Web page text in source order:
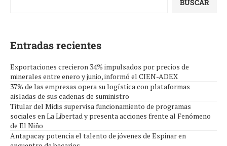
BUSCAR
Entradas recientes
Exportaciones crecieron 34% impulsados por precios de
minerales entre enero y junio, informó el CIEN-ADEX
37% de las empresas opera su logística con plataformas
aisladas de sus cadenas de suministro
Titular del Midis supervisa funcionamiento de programas
sociales en La Libertad y presenta acciones frente al Fenómeno
de El Niño
Antapacay potencia el talento de jóvenes de Espinar en